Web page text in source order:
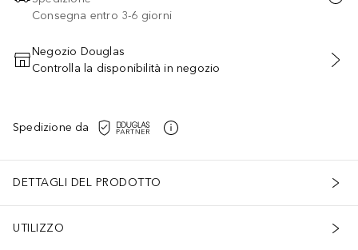
Consegna entro 3-6 giorni
AGGIUNGI AL CARRELLO
Negozio Douglas
Controlla la disponibilità in negozio
Spedizione da
DETTAGLI DEL PRODOTTO
UTILIZZO